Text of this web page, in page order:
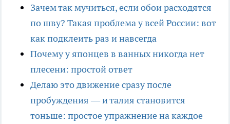
Зачем так мучиться, если обои расходятся
по шву? Такая проблема у всей России: вот
как подклеить раз и навсегда
Почему у японцев в ванных никогда нет
плесени: простой ответ
Делаю это движение сразу после
пробуждения — и талия становится
тоньше: простое упражнение на каждое